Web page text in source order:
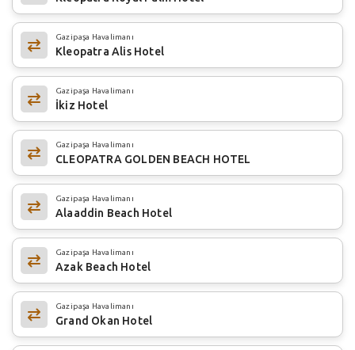
Gazipaşa Havalimanı
Kleopatra Alis Hotel
Gazipaşa Havalimanı
İkiz Hotel
Gazipaşa Havalimanı
CLEOPATRA GOLDEN BEACH HOTEL
Gazipaşa Havalimanı
Alaaddin Beach Hotel
Gazipaşa Havalimanı
Azak Beach Hotel
Gazipaşa Havalimanı
Grand Okan Hotel